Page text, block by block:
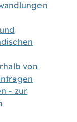
von
- zur